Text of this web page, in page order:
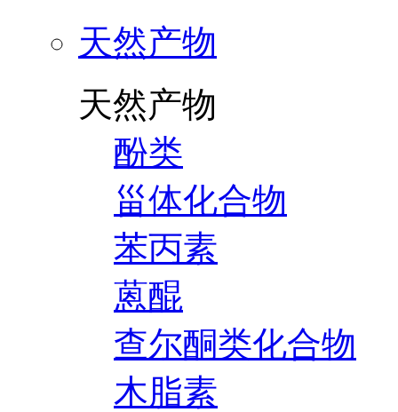
天然产物
天然产物
酚类
甾体化合物
苯丙素
蒽醌
查尔酮类化合物
木脂素